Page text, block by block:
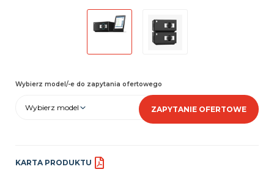
Wybierz model/-e do zapytania ofertowego
Wybierz model ZAPYTANIE OFERTOWE
KARTA PRODUKTU